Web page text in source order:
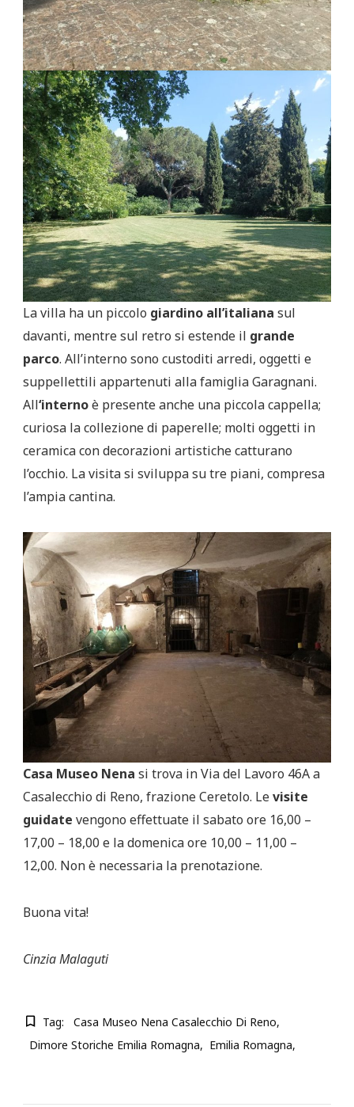
La villa ha un piccolo giardino all’italiana sul
davanti, mentre sul retro si estende il grande
parco. All’interno sono custoditi arredi, oggetti e
suppellettili appartenuti alla famiglia Garagnani.
All‘internoè presente anche una piccola cappella;
curiosa la collezione di paperelle; molti oggetti in
ceramica con decorazioni artistiche catturano
l’occhio. La visita si sviluppa su tre piani, compresa
l’ampia cantina.
Casa Museo Nena si trova in Via del Lavoro 46A a
Casalecchio di Reno, frazione Ceretolo. Levisite
guidate vengono effettuate il sabato ore 16,00 –
17,00 – 18,00 e la domenica ore 10,00 – 11,00 –
12,00. Non è necessaria la prenotazione.
Buona vita!
Cinzia Malaguti
Tag:
Casa Museo Nena Casalecchio Di Reno
Dimore Storiche Emilia Romagna
Emilia Romagna